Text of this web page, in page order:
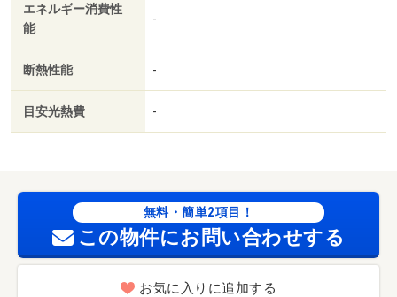
エネルギー消費性
能
-
断熱性能 -
目安光熱費 -
無料・簡単2項目！
この物件にお問い合わせする
お気に入りに追加する